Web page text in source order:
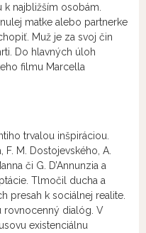
k najbližším osobám.
matke alebo partnerke
Muž je za svoj čin
Do hlavných úloh
filmu Marcella
trvalou inšpiráciou.
F. M. Dostojevského, A.
či G. D’Annunzia a
Tlmočil ducha a
presah k sociálnej realite.
rovnocenný dialóg. V
existenciálnu